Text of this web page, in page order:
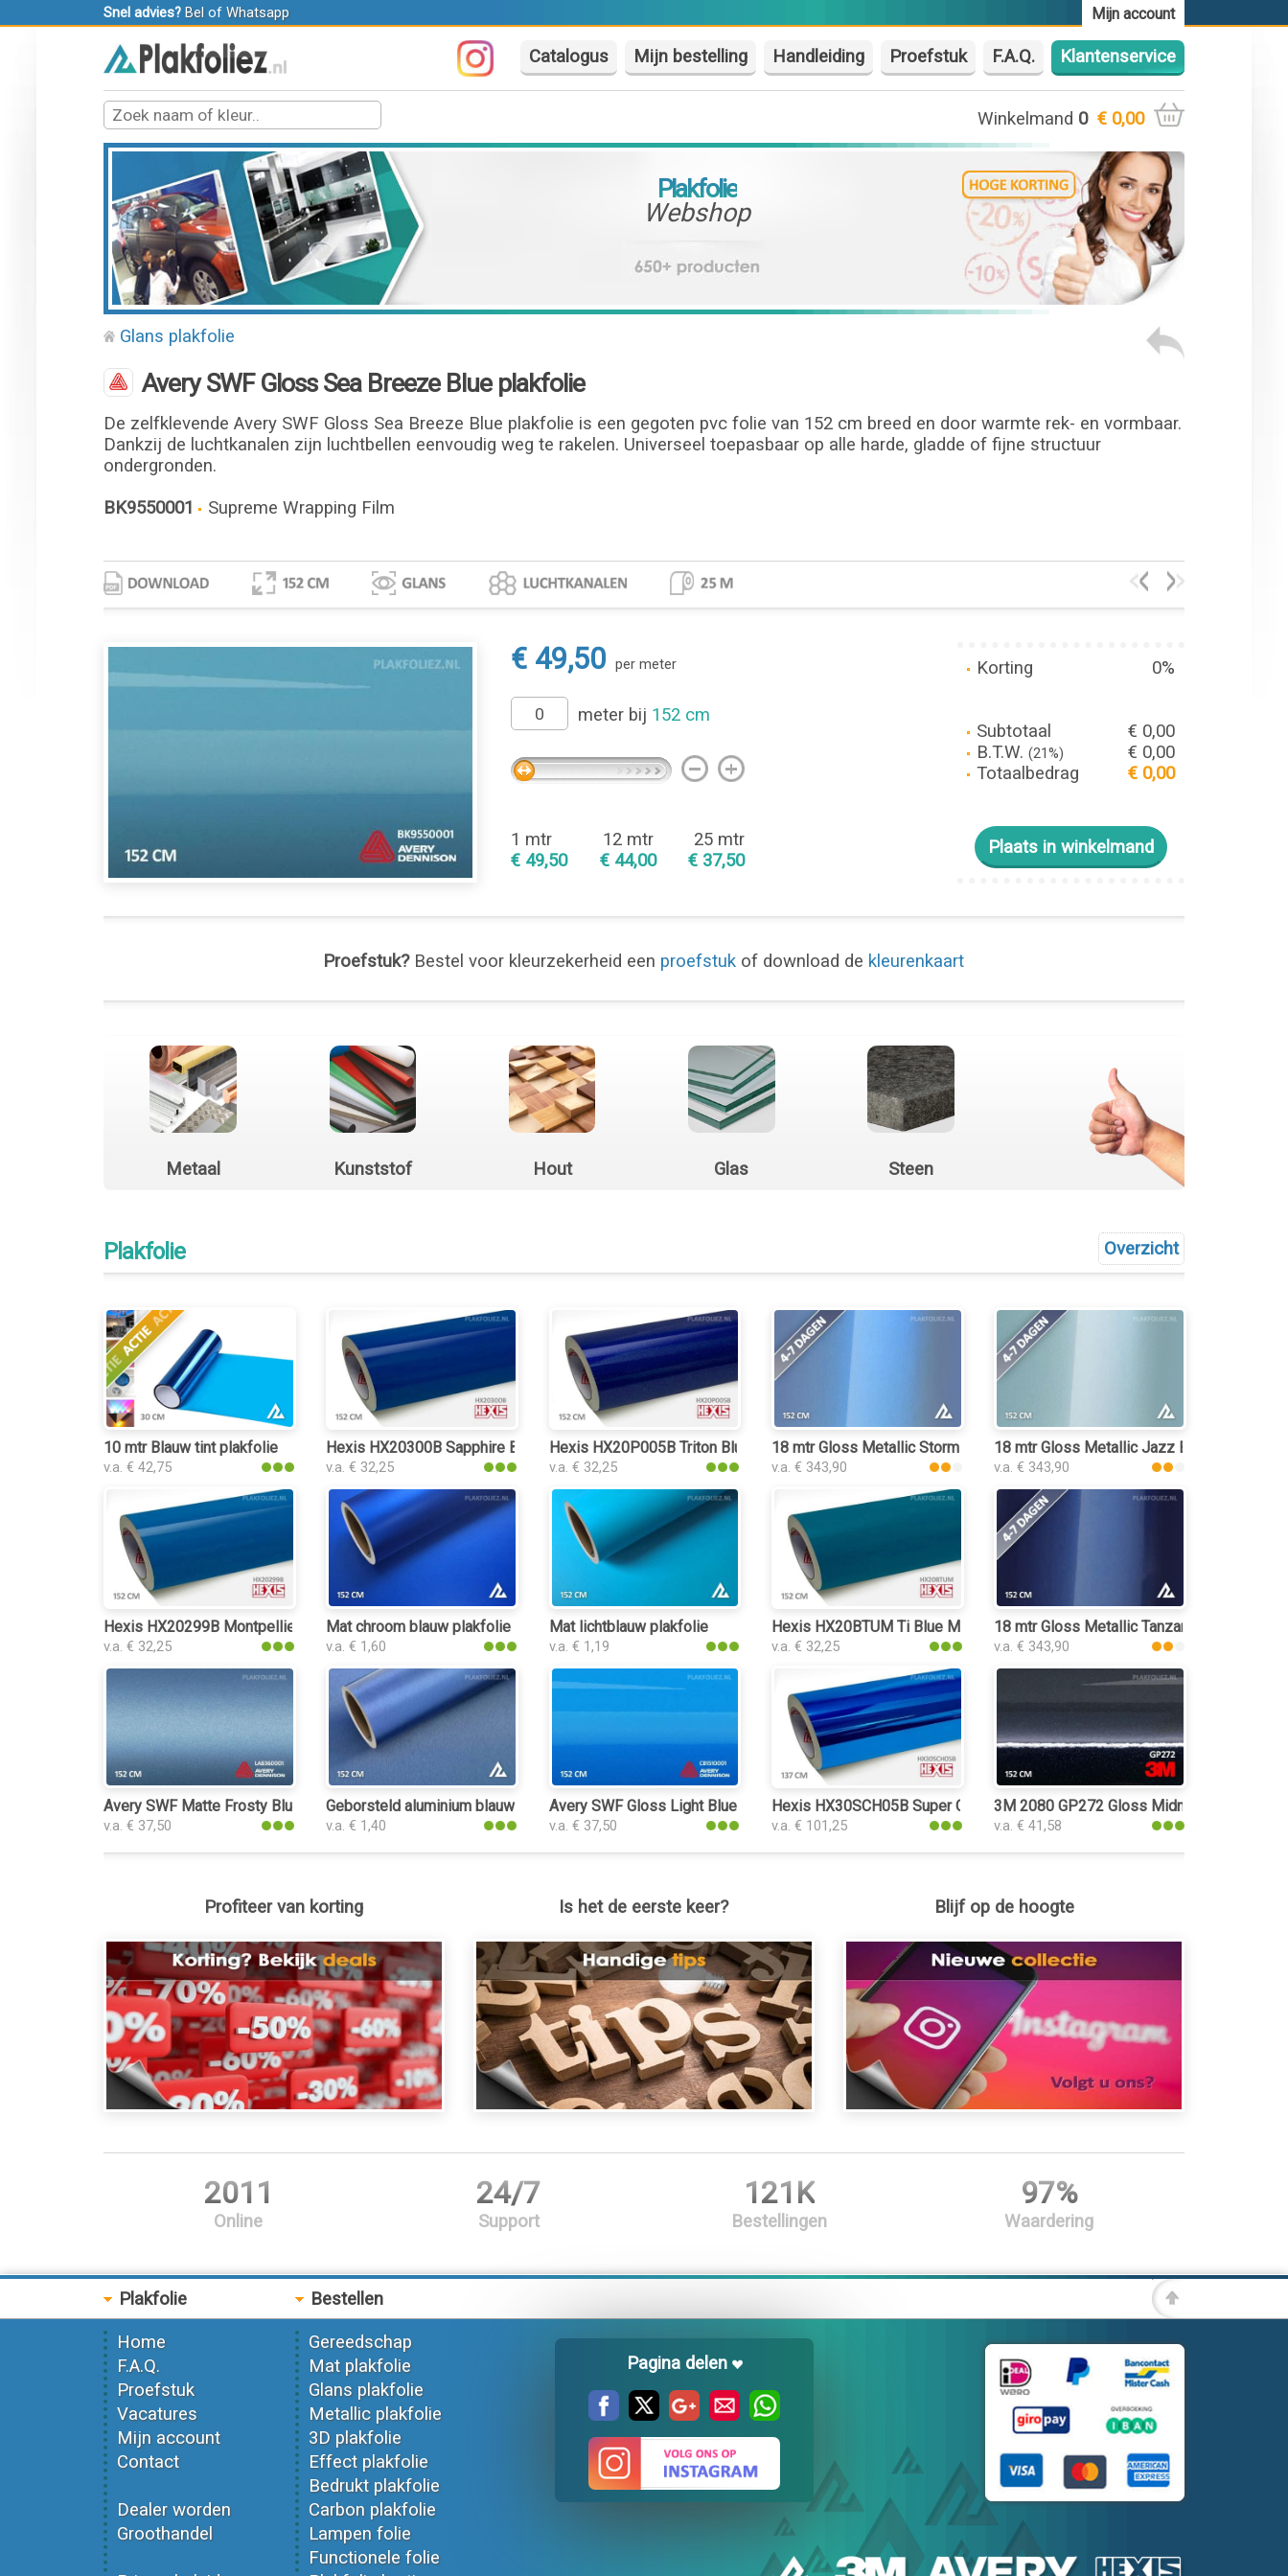
Mijn account
Snel advies? Belof Whatsapp
Catalogus Mijn bestelling Handleiding Proefstuk F.A.Q. Klantenservice
Winkelmand 0 € 0,00
Plakfolie
Webshop
Glans plakfolie
Avery SWF Gloss Sea Breeze Blue plakfolie
De zelfklevende Avery SWF Gloss Sea Breeze Blue plakfolie is een gegoten pvc folie van 152 cm breed en door warmte rek- en vormbaar.
Dankzij de luchtkanalen zijn luchtbellen eenvoudig weg te rakelen. Universeel toepasbaar op alle harde, gladde of fijne structuur
ondergronden.
BK9550001
Supreme Wrapping Film
€ 49,50 per meter
meter bij 152 cm
1 mtr
€ 49,50
12 mtr
€ 44,00
25 mtr
€ 37,50
Korting 0%
Subtotaal
€ 0,00
B.T.W. (21%)
€ 0,00
Totaalbedrag
€ 0,00
Proefstuk?Bestel voor kleurzekerheid een proefstuk of download de kleurenkaart
Metaal Kunststof Hout Glas Steen
Overzicht
Plakfolie
10 mtr Blauw tint plakfolie
v.a. € 42,75
Hexis HX20300B Sapphire Blue Gloss plakfolie
v.a. € 32,25
Hexis HX20P005B Triton Blue Gloss plakfolie
v.a. € 32,25
18 mtr Gloss Metallic Storm Blue 3040 plakfolie
v.a. € 343,90
18 mtr Gloss Metallic Jazz Blue 3027
v.a. € 343,90
Hexis HX20299B Montpellier Blue Gloss plakfolie
v.a. € 32,25
Mat chroom blauw plakfolie
v.a. € 1,60
Mat lichtblauw plakfolie
v.a. € 1,19
Hexis HX20BTUM Ti Blue Matt plakfolie
v.a. € 32,25
18 mtr Gloss Metallic Tanzanite Blue 3187
v.a. € 343,90
Avery SWF Matte Frosty Blue Metallic plakfolie
v.a. € 37,50
Geborsteld aluminium blauw plakfolie
v.a. € 1,40
Avery SWF Gloss Light Blue plakfolie
v.a. € 37,50
Hexis HX30SCH05B Super Chrome Blue Gloss plakfolie
v.a. € 101,25
3M 2080 GP272 Gloss Midnight Blue
v.a. € 41,58
Profiteer van korting Is het de eerste keer? Blijf op de hoogte
2011
Online
24/7
Support
121K
Bestellingen
97%
Waardering
Plakfolie
Home
F.A.Q.
Proefstuk
Vacatures
Mijn account
Contact
Dealer worden
Groothandel
Bestellen
Gereedschap
Mat plakfolie
Glans plakfolie
Metallic plakfolie
3D plakfolie
Effect plakfolie
Bedrukt plakfolie
Carbon plakfolie
Lampen folie
Functionele folie
Pagina delen